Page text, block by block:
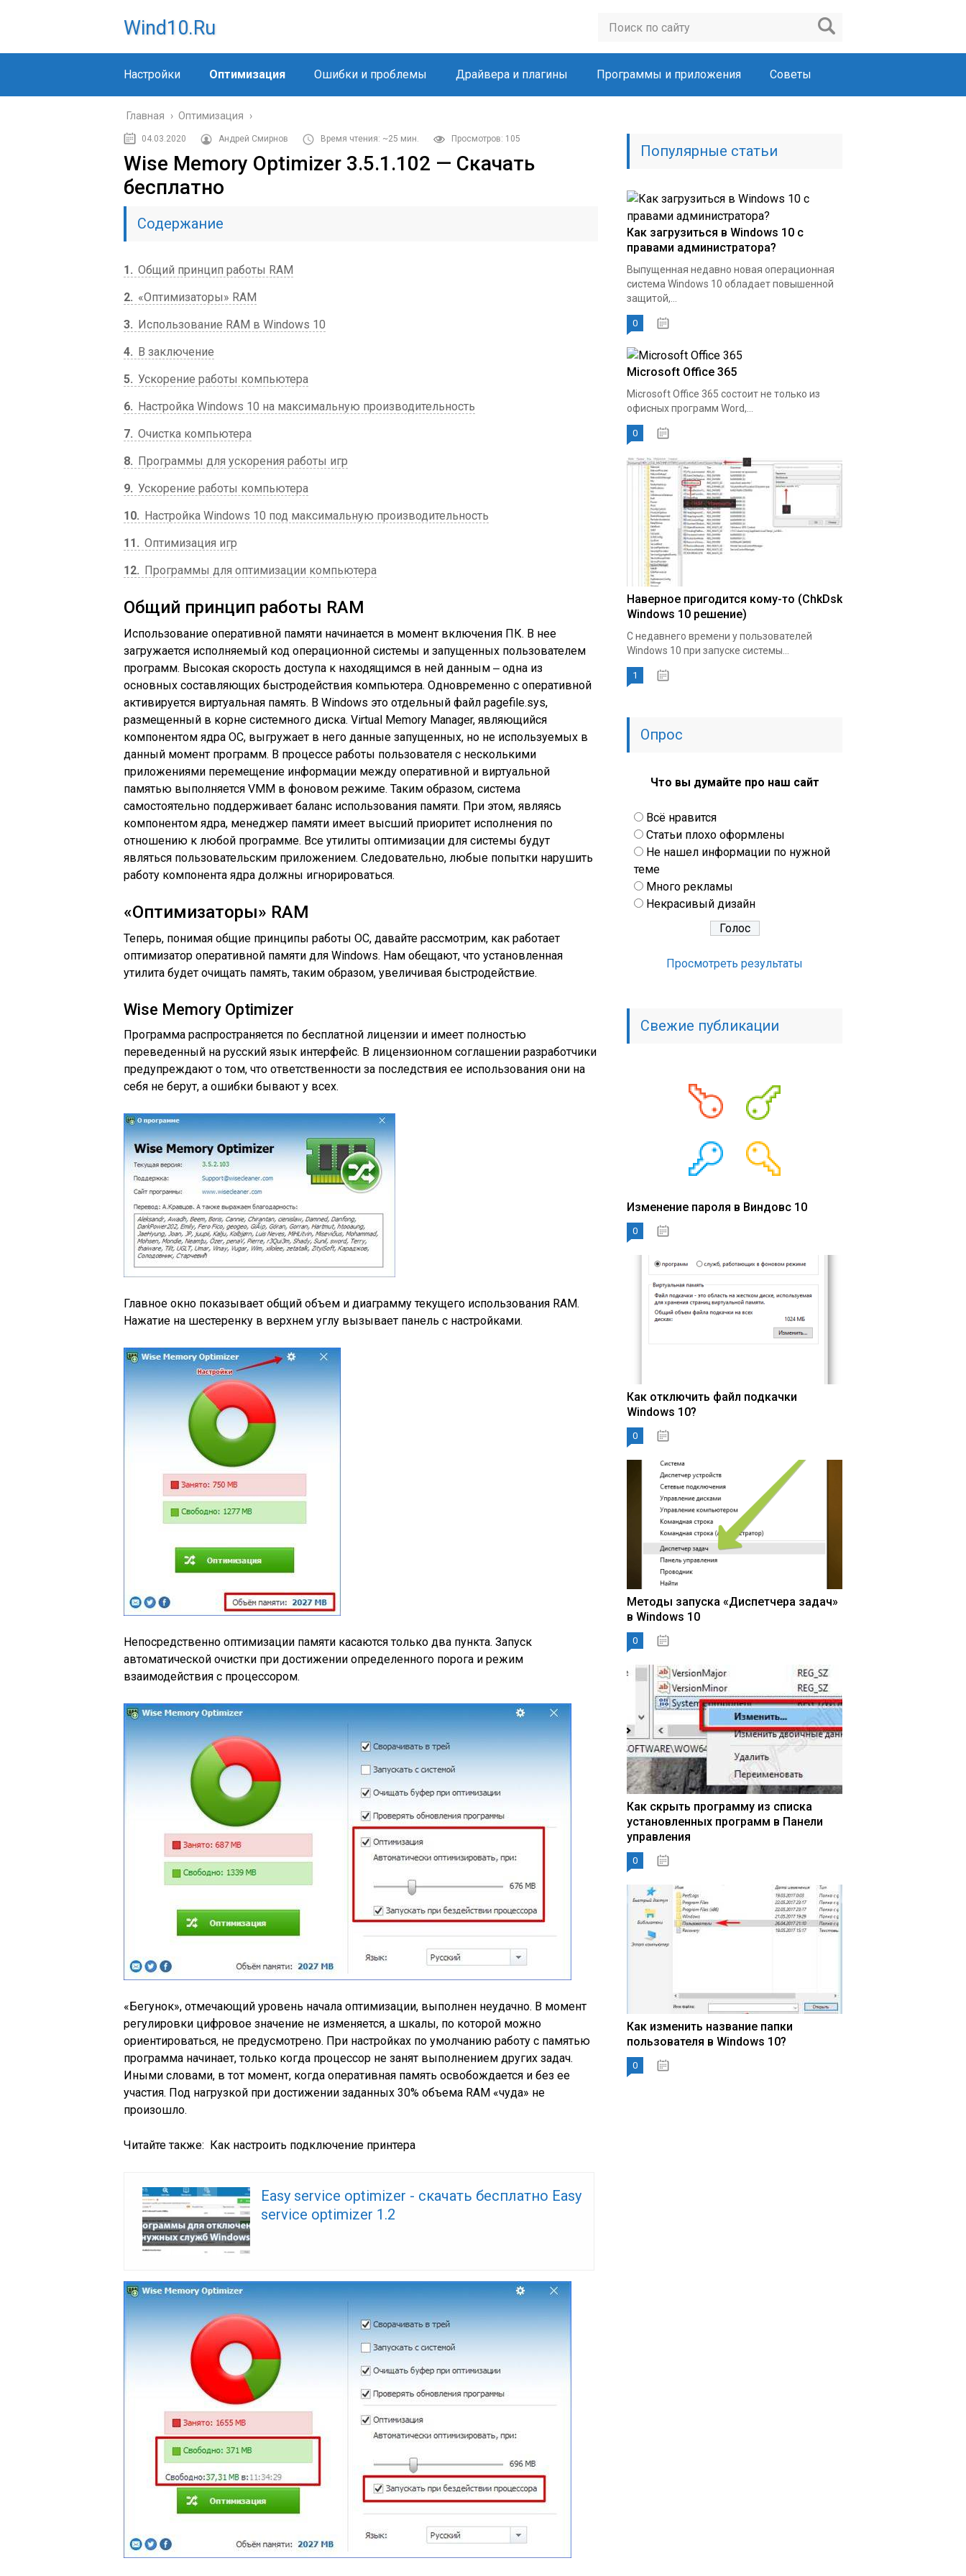
Wind10.ru
Настройки Оптимизация Ошибки и проблемы Драйвера и плагины Программы и приложения Советы
Главная › Оптимизация ›
04.03.2020 Андрей Смирнов Время чтения: ~25 мин. Просмотров: 105
Wise Memory Optimizer 3.5.1.102 — Скачать
бесплатно
Содержание
1
Общий принцип работы RAM
2
«Оптимизаторы» RAM
3
Использование RAM в Windows 10
4
В заключение
5 Ускорение работы компьютера
6
Настройка Windows 10 на максимальную производительность
7 Очистка компьютера
8
Программы для ускорения работы игр
9 Ускорение работы компьютера
10
Настройка Windows 10 под максимальную производительность
11
Оптимизация игр
12
Программы для оптимизации компьютера
Общий принцип работы RAM
Использование оперативной памяти начинается в момент включения ПК. В нее
загружается исполняемый код операционной системы и запущенных пользователем
программ. Высокая скорость доступа к находящимся в ней данным ‒ одна из
основных составляющих быстродействия компьютера. Одновременно с оперативной
активируется виртуальная память. В Windows это отдельный файл pagefile.sys,
размещенный в корне системного диска. Virtual Memory Manager, являющийся
компонентом ядра ОС, выгружает в него данные запущенных, но не используемых в
данный момент программ. В процессе работы пользователя с несколькими
приложениями перемещение информации между оперативной и виртуальной
памятью выполняется VMM в фоновом режиме. Таким образом, система
самостоятельно поддерживает баланс использования памяти. При этом, являясь
компонентом ядра, менеджер памяти имеет высший приоритет исполнения по
отношению к любой программе. Все утилиты оптимизации для системы будут
являться пользовательским приложением. Следовательно, любые попытки нарушить
работу компонента ядра должны игнорироваться.
«Оптимизаторы» RAM
Теперь, понимая общие принципы работы ОС, давайте рассмотрим, как работает
оптимизатор оперативной памяти для Windows. Нам обещают, что установленная
утилита будет очищать память, таким образом, увеличивая быстродействие.
Wise Memory Optimizer
Программа распространяется по бесплатной лицензии и имеет полностью
переведенный на русский язык интерфейс. В лицензионном соглашении разработчики
предупреждают о том, что ответственности за последствия ее использования они на
себя не берут, а ошибки бывают у всех.
Главное окно показывает общий объем и диаграмму текущего использования RAM.
Нажатие на шестеренку в верхнем углу вызывает панель с настройками.
Непосредственно оптимизации памяти касаются только два пункта. Запуск
автоматической очистки при достижении определенного порога и режим
взаимодействия с процессором.
«Бегунок», отмечающий уровень начала оптимизации, выполнен неудачно. В момент
регулировки цифровое значение не изменяется, а шкалы, по которой можно
ориентироваться, не предусмотрено. При настройках по умолчанию работу с памятью
программа начинает, только когда процессор не занят выполнением других задач.
Иными словами, в тот момент, когда оперативная память освобождается и без ее
участия. Под нагрузкой при достижении заданных 30% объема RAM «чуда» не
произошло.
Читайте также: Как настроить подключение принтера
Easy service optimizer - скачать бесплатно Easy
service optimizer 1.2
Популярные статьи
Как загрузиться в Windows 10 с
правами администратора?
Выпущенная недавно новая операционная
система Windows 10 обладает повышенной
защитой,...
0
Microsoft Office 365
Microsoft Office 365 состоит не только из
офисных программ Word,...
0
Наверное пригодится кому-то (ChkDsk
Windows 10 решение)
С недавнего времени у пользователей
Windows 10 при запуске системы...
1
Опрос
Что вы думайте про наш сайт
Всё нравится
Статьи плохо оформлены
Не нашел информации по нужной
теме
Много рекламы
Некрасивый дизайн
Просмотреть результаты
Свежие публикации
Изменение пароля в Виндовс 10
0
Как отключить файл подкачки
Windows 10?
0
Методы запуска «Диспетчера задач»
в Windows 10
0
Как скрыть программу из списка
установленных программ в Панели
управления
0
Как изменить название папки
пользователя в Windows 10?
0